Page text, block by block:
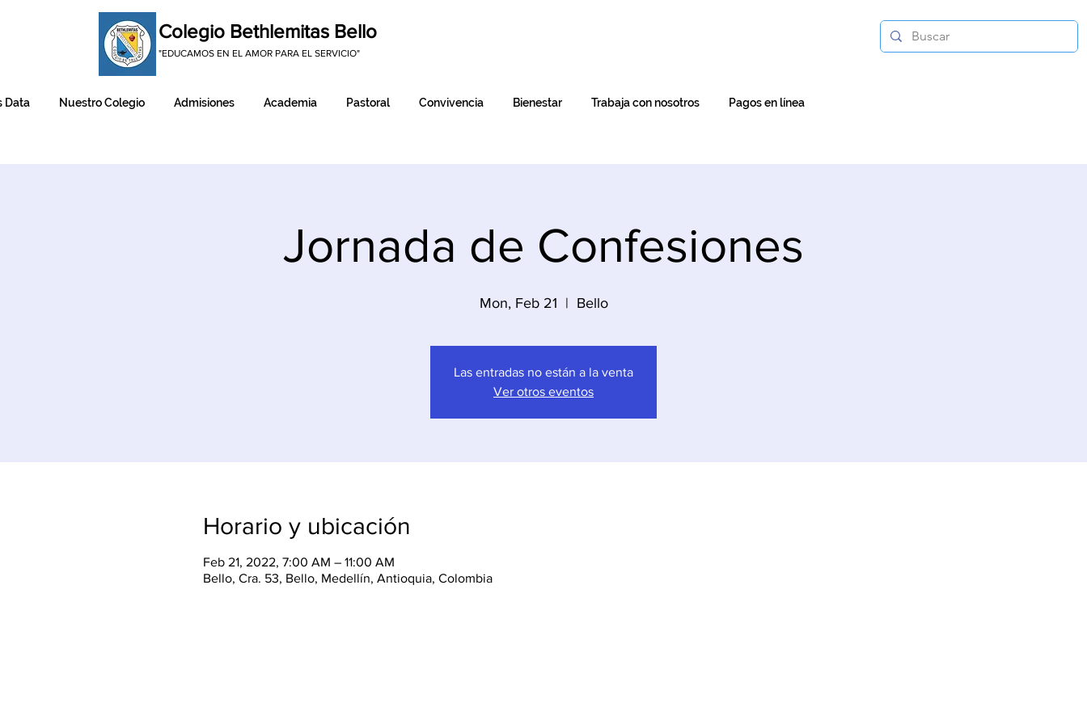
Colegio Bethlemitas Bello
"EDUCAMOS EN EL AMOR PARA EL SERVICIO"
Data Nuestro Colegio Admisiones Academia Pastoral Convivencia Bienestar Trabaja con nosotros Pagos en línea
Jornada de Confesiones
Mon, Feb 21
  |
Bello
Las entradas no están a la venta
Ver otros eventos
Horario y ubicación
Feb 21, 2022, 7:00 AM – 11:00 AM
Bello, Cra. 53, Bello, Medellín, Antioquia, Colombia